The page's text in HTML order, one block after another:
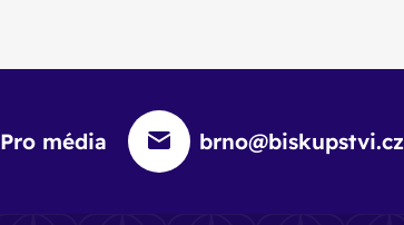
Pro média brno@biskupstvi.cz